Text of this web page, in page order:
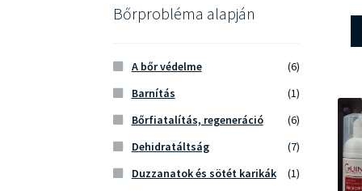
Bőrprobléma alapján
A bőr védelme
(6)
Barnítás
(1)
Bőrfiatalítás, regeneráció
(6)
Dehidratáltság
(7)
Duzzanatok és sötét karikák
(1)